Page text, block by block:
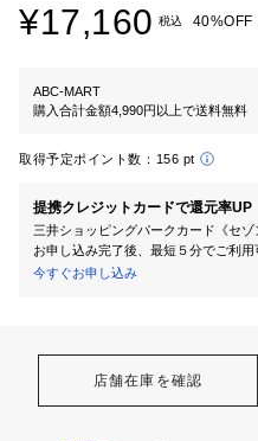
¥17,160 税込 40%OFF
ABC-MART
購入合計金額4,990円以上で送料無料
取得予定ポイント数： 156 pt
提携クレジットカードで還元率UP
三井ショッピングパークカード《セ
お申し込み完了後、最短５分でご利用
今すぐお申し込み
店舗在庫を確認